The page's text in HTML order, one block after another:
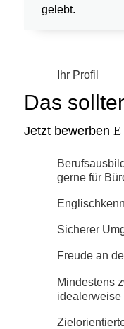
gelebt.
Ihr Profil
Das
Jetzt bewerben
gerne für
Sicherer
Freude an
Mindestens